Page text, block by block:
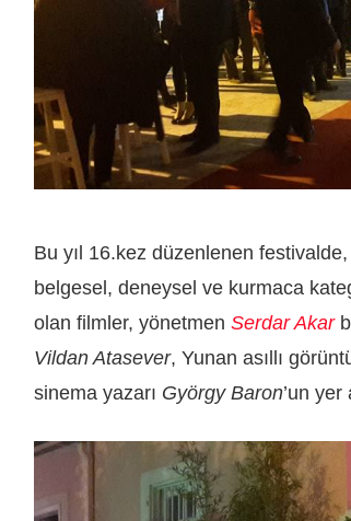
Bu yıl 16.kez düzenlenen
belgesel, deneysel ve kurmaca
olan filmler, yönetmen Serdar Akar
Vildan Atasever, Yunan asıllı
sinema yazarı György Baron’un yer